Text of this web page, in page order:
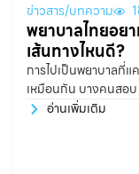
ข่าวสาร/บทความ
พยาบาลไทยอย
เส้นทางไหนดี?
การไปเป็นพยาบาลที่
เหมือนกัน บางคนสอ
อังกฤษผ่านเกณฑ์แล้ว
อ่านเพิ่มเติม